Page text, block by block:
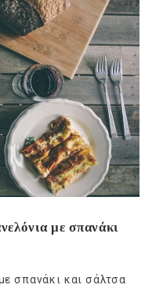
με σπανάκι
σπανάκι και σάλτσα